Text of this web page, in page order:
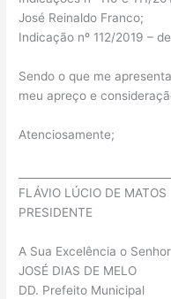
José Reinaldo Franco;
Indicação nº 112/2019 –
Sendo o que me
meu apreço e
Atenciosamente;
FLÁVIO LÚCIO DE MATOS
PRESIDENTE
A Sua Excelência o Senhor
JOSÉ DIAS DE MELO
DD. Prefeito Municipal